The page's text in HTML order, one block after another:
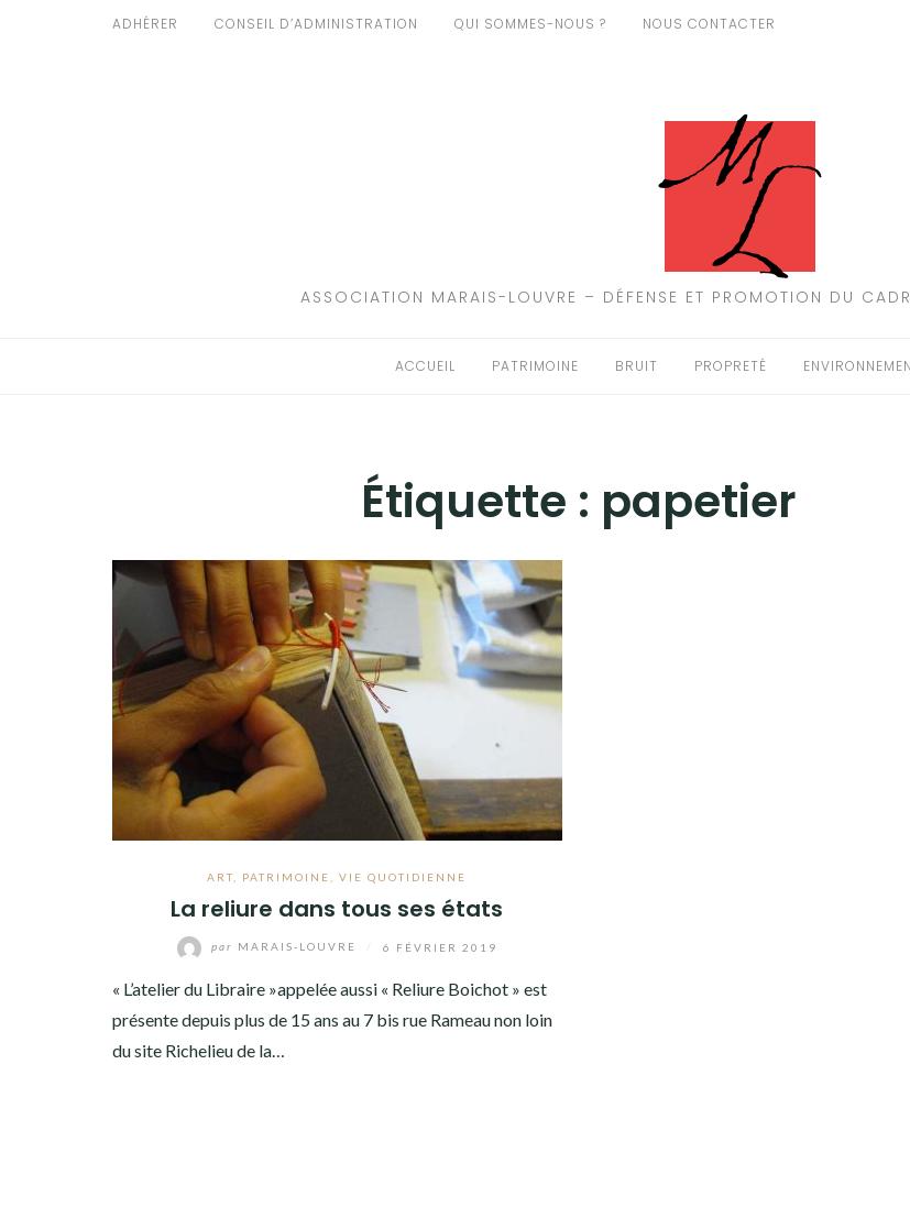
ADHÉRER CONSEIL D’ADMINISTRATION QUI SOMMES-NOUS ? NOUS CONTACTER
ASSOCIATION MARAIS-LOUVRE – DÉFENSE ET PROMOTION DU
ACCUEIL PATRIMOINE BRUIT PROPRETÉ
Étiquette : papetier
ART PATRIMOINE ,VIE QUOTIDIENNE
La reliure dans tous ses états
par MARAIS-LOUVRE 6 FÉVRIER 2019
« L’atelier du Libraire »appelée aussi « Reliure Boichot » est
présente depuis plus de 15 ans au 7 bis rue Rameau non loin
du site Richelieu de la…